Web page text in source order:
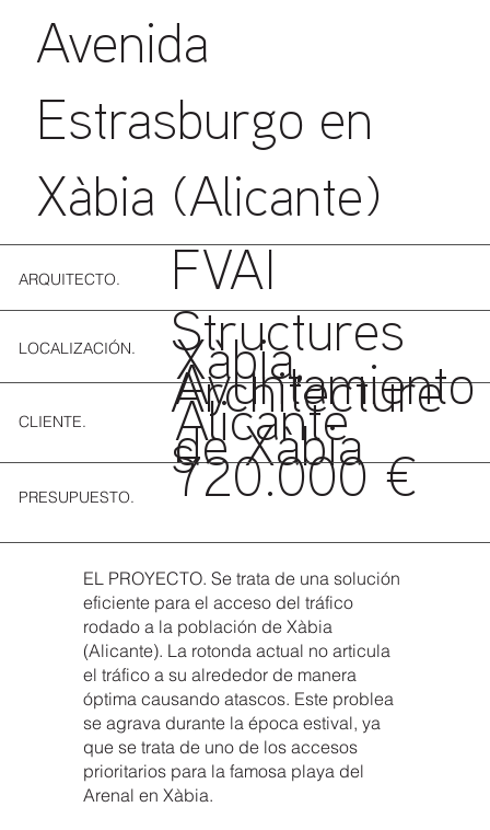
ARQUITECTO.
FVAI
Structures
Architecture
s
Xàbia,
Alicante
LOCALIZACIÓN.
Ayuntamiento
de Xàbia
CLIENTE.
720.000 €
PRESUPUESTO.
Avenida
Estrasburgo en
Xàbia (Alicante)
EL PROYECTO. Se trata de una solución
eficiente para el acceso del tráfico
rodado a la población de Xàbia
(Alicante). La rotonda actual no articula
el tráfico a su alrededor de manera
óptima causando atascos. Este problea
se agrava durante la época estival, ya
que se trata de uno de los accesos
prioritarios para la famosa playa del
Arenal en Xàbia.